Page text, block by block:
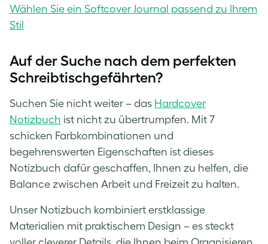
Wählen Sie ein Softcover Journal passend zu Ihrem
Stil
Auf der Suche nach dem perfekten
Schreibtischgefährten?
Suchen Sie nicht weiter – das Hardcover
Notizbuch ist nicht zu übertrumpfen. Mit 7
schicken Farbkombinationen und
begehrenswerten Eigenschaften ist dieses
Notizbuch dafür geschaffen, Ihnen zu helfen, die
Balance zwischen Arbeit und Freizeit zu halten.
Unser Notizbuch kombiniert erstklassige
Materialien mit praktischem Design – es steckt